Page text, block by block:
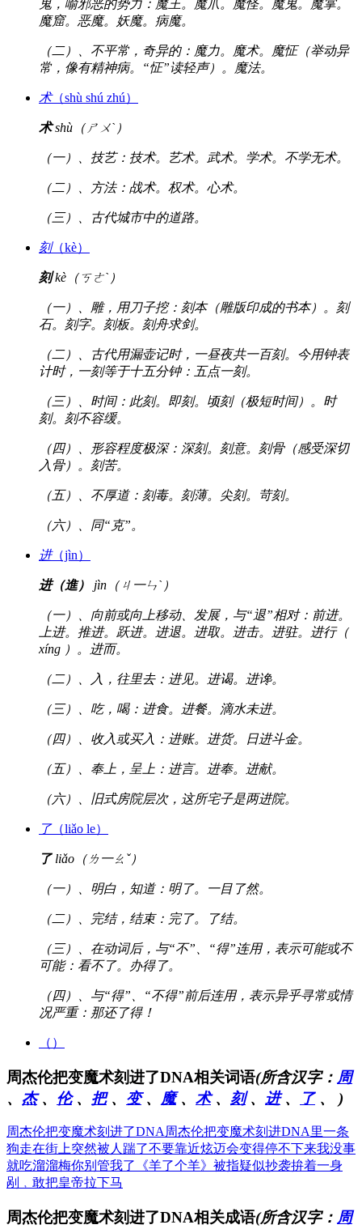
鬼，喻邪恶的势力：魔王。魔爪。魔怪。魔鬼。魔掌。
魔窟。恶魔。妖魔。病魔。
（二）、不平常，奇异的：魔力。魔术。魔怔（举动异
常，像有精神病。“怔”读轻声）。魔法。
术（shù shú zhú）
术shù（ㄕㄨˋ）
（一）、技艺：技术。艺术。武术。学术。不学无术。
（二）、方法：战术。权术。心术。
（三）、古代城市中的道路。
刻（kè）
刻kè（ㄎㄜˋ）
（一）、雕，用刀子挖：刻本（雕版印成的书本）。刻
石。刻字。刻板。刻舟求剑。
（二）、古代用漏壶记时，一昼夜共一百刻。今用钟表
计时，一刻等于十五分钟：五点一刻。
（三）、时间：此刻。即刻。顷刻（极短时间）。时
刻。刻不容缓。
（四）、形容程度极深：深刻。刻意。刻骨（感受深切
入骨）。刻苦。
（五）、不厚道：刻毒。刻薄。尖刻。苛刻。
（六）、同“克”。
进（jìn）
进（進） jìn（ㄐ一ㄣˋ）
（一）、向前或向上移动、发展，与“退”相对：前进。
上进。推进。跃进。进退。进取。进击。进驻。进行（
xíng ）。进而。
（二）、入，往里去：进见。进谒。进谗。
（三）、吃，喝：进食。进餐。滴水未进。
（四）、收入或买入：进账。进货。日进斗金。
（五）、奉上，呈上：进言。进奉。进献。
（六）、旧式房院层次，这所宅子是两进院。
了（liǎo le）
了liǎo（ㄌ一ㄠˇ）
（一）、明白，知道：明了。一目了然。
（二）、完结，结束：完了。了结。
（三）、在动词后，与“不”、“得”连用，表示可能或不
可能：看不了。办得了。
（四）、与“得”、“不得”前后连用，表示异乎寻常或情
况严重：那还了得！
（）
周杰伦把变魔术刻进了DNA相关词语(所含汉字： 周
、 杰、 伦、 把、 变、 魔、 术、 刻、 进、 了、 )
周杰伦把变魔术刻进了DNA 周杰伦把变魔术刻进DNA里一条
狗走在街上突然被人踹了不要靠近炫迈会变得停不下来我没事
就吃溜溜梅你别管我了
《羊了个羊》被指疑似抄袭拚着一身
剐﹐敢把皇帝拉下马
周杰伦把变魔术刻进了DNA相关成语(所含汉字： 周